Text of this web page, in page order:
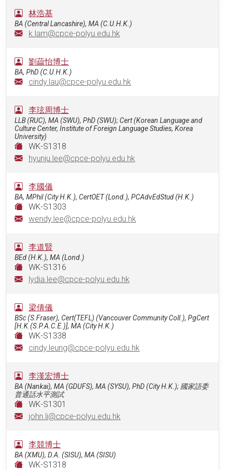
林浩基
BA (Central Lancashire), MA (C.U.H.K.)
k.lam@cpce-polyu.edu.hk
劉藴怡博士
BA, PhD (C.U.H.K.)
cindy.lau@cpce-polyu.edu.hk
李玹周博士
LLB (RUC), MA (SWU), PhD (SWU); Cert (Korean Language and
Culture Center, Institute of Foreign Language Studies, Korea
University)
WK-S1318
hyunju.lee@cpce-polyu.edu.hk
李國儀
BA, MPhil (City H.K.), CertOET (Lond.), PCAdvEdStud (H.K.)
WK-S1303
wendy.lee@cpce-polyu.edu.hk
李道賢
BEd (H.K.), MA (Lond.)
WK-S1316
lydia.lee@cpce-polyu.edu.hk
梁倩儀
BSc (S.Fraser), Cert(TEFL) (Vancouver Community Coll.), PgCert
[H.K.(S.P.A.C.E.)], MA (City H.K.)
WK-S1338
cindy.leung@cpce-polyu.edu.hk
李漢宏博士
BA (Nankai), MA (GDUFS), MA (SYSU), PhD (City H.K.); 國家語委
普通話水平測試
WK-S1301
john.li@cpce-polyu.edu.hk
李競博士
BA (XMU), D.A. (SISU), MA (SISU)
WK-S1318